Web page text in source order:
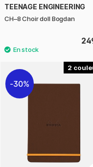
TEENAGE ENGINEERING
CH–8 Choir doll Bogdan
2
30%